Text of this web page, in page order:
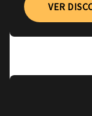
VER